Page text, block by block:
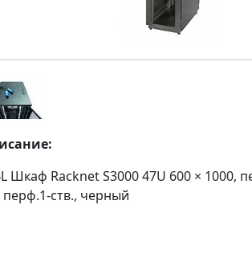
Шкаф Racknet S3000 47U 600 × 1000,
перф.1-ств., черный